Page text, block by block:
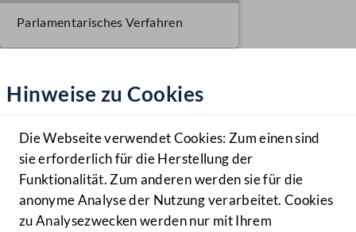
Hilfe
Benutzer
Navigationsmenü öffnen
MENÜ
Hinweise zu Cookies
Die Webseite verwendet Cookies: Zum einen sind
sie erforderlich für die Herstellung der
Funktionalität. Zum anderen werden sie für die
anonyme Analyse der Nutzung verarbeitet. Cookies
zu Analysezwecken werden nur mit Ihrem
Parlamentarisches Verfahren